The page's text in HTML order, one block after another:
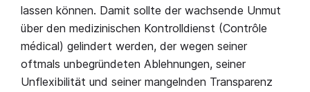
lassen können. Damit sollte der wachsende Unmut
über den medizinischen Kontrolldienst (Contrôle
médical) gelindert werden, der wegen seiner
oftmals unbegründeten Ablehnungen, seiner
Unflexibilität und seiner mangelnden Transparenz